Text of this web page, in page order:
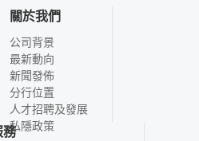
關於我們
公司背景
最新動向
新聞發佈
分行位置
人才招聘及發展
私隱政策
務